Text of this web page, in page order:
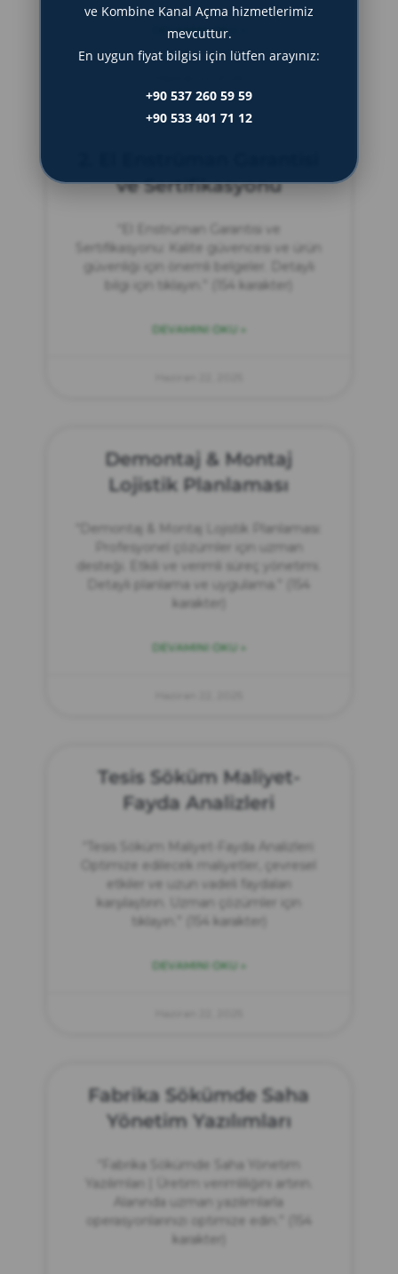
DEVAMINI OKU »
ve Sertifikasyonu
“El Enstrüman Garantisi ve
Sertifikasyonu: Kalite güvencesi ve ürün
güvenliği için önemli belgeler. Detaylı
bilgi için tıklayın.” (154 karakter)
DEVAMINI OKU »
Demontaj & Montaj
Lojistik Planlaması
“Demontaj & Montaj Lojistik Planlaması:
Profesyonel çözümler için uzman
desteği. Etkili ve verimli süreç yönetimi.
Detaylı planlama ve uygulama.” (154
karakter)
DEVAMINI OKU »
Tesis Söküm Maliyet-
Fayda Analizleri
“Tesis Söküm Maliyet-Fayda Analizleri:
Optimize edilecek maliyetler, çevresel
etkiler ve uzun vadeli faydaları
karşılaştırın. Uzman çözümler için
tıklayın.” (154 karakter)
DEVAMINI OKU »
Fabrika Sökümde Saha
Yönetim Yazılımları
“Fabrika Sökümde Saha Yönetim
Yazılımları | Üretim verimliliğini artırın.
Alanında uzman yazılımlarla
operasyonlarınızı optimize edin.” (154
karakter)
ve Kombine Kanal Açma hizmetlerimiz
mevcuttur.
En uygun fiyat bilgisi için lütfen arayınız:
+90 537 260 59 59
+90 533 401 71 12